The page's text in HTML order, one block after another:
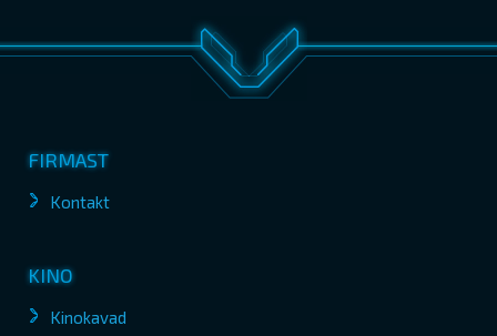
FIRMAST
Kontakt
KINO
Kinokavad